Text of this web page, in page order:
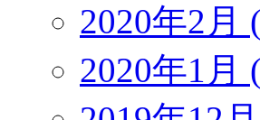
2020年2月
2020年1月